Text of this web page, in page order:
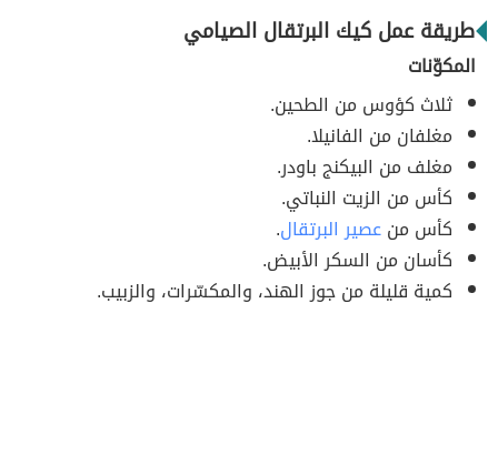
طريقة عمل كيك البرتقال الصيامي
المكوّنات
ثلاث كؤوس من الطحين.
مغلفان من الفانيلا.
مغلف من البيكنج باودر.
كأس من الزيت النباتي.
كأس منعصير البرتقال.
كأسان من السكر الأبيض.
كمية قليلة من جوز الهند، والمكسّرات، والزبيب.